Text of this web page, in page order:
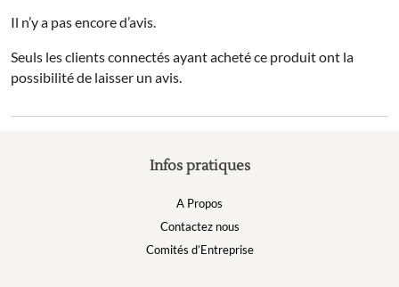
Il n’y a pas encore d’avis.
Seuls les clients connectés ayant acheté ce produit ont la
possibilité de laisser un avis.
Infos pratiques
A Propos
Contactez nous
Comités d’Entreprise